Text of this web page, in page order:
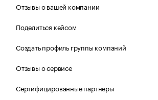
Отзывы о вашей компании
Поделиться кейсом
Создать профиль группы компаний
Отзывы о сервисе
Сертифицированные партнеры